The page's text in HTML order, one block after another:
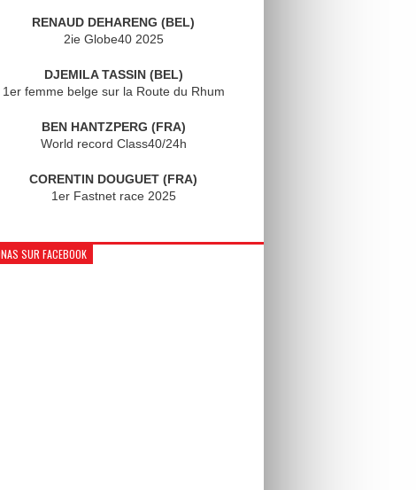
RENAUD DEHARENG (BEL)
2ie Globe40 2025
DJEMILA TASSIN (BEL)
1er femme belge sur la Route du Rhum
BEN HANTZPERG (FRA)
World record Class40/24h
CORENTIN DOUGUET (FRA)
1er Fastnet race 2025
SUR FACEBOOK